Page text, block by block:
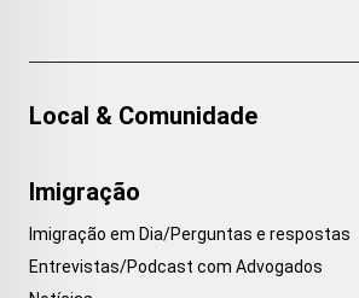
Local & Comunidade
Imigração
Imigração em Dia/Perguntas e respostas
Entrevistas/Podcast com Advogados